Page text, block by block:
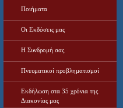
Ποιήματα
Οι Εκδόσεις μας
Η Συνδρομή σας
Πνευματικοί προβληματισμοί
Εκδήλωση στα 35 χρόνια της
Διακονίας μας